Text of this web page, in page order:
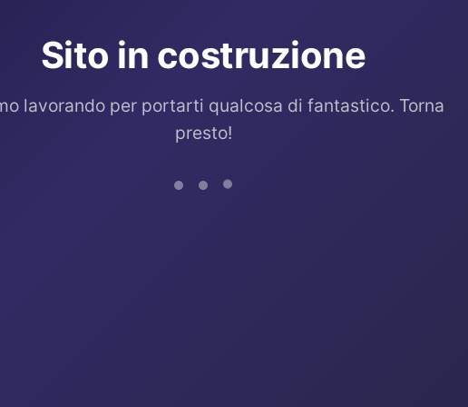
Sito in costruzione
lavorando per portarti qualcosa di fantastico. Torna
presto!